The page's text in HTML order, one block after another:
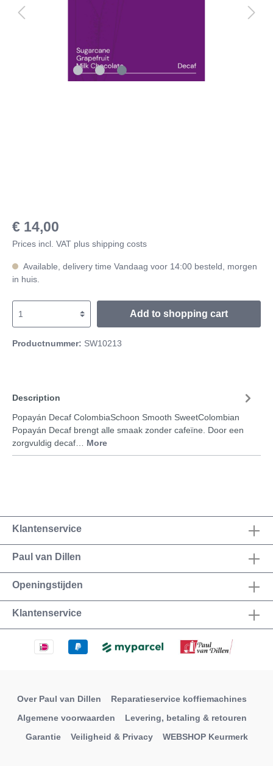
€ 14,00
Prices incl. VAT plus shipping costs
Available, delivery time Vandaag voor 14:00 besteld, morgen
in huis.
Add to shopping cart
Productnummer: SW10213
Description
Popayán Decaf ColombiaSchoon Smooth SweetColombian
Popayán Decaf brengt alle smaak zonder cafeïne. Door een
zorgvuldig decaf… More
Klantenservice
Paul van Dillen
Openingstijden
Klantenservice
Over Paul van Dillen
Reparatieservice koffiemachines
Algemene voorwaarden
Levering, betaling & retouren
Garantie
Veiligheid & Privacy WEBSHOP Keurmerk